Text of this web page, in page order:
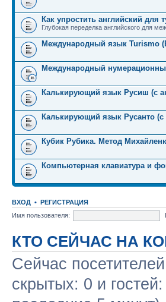
Как упростить английский для
Глубокая переделка английского для
Международный язык Turismo
Международный
Калькирующий язык Русиш (с
Калькирующий язык Русанто (с
Кубик Рубика. Метод
Компьютерная клавиатура и
ВХОД • РЕГИСТРАЦИЯ
Имя пользователя:
КТО СЕЙЧАС НА
Сейчас
скрытых: 0 и